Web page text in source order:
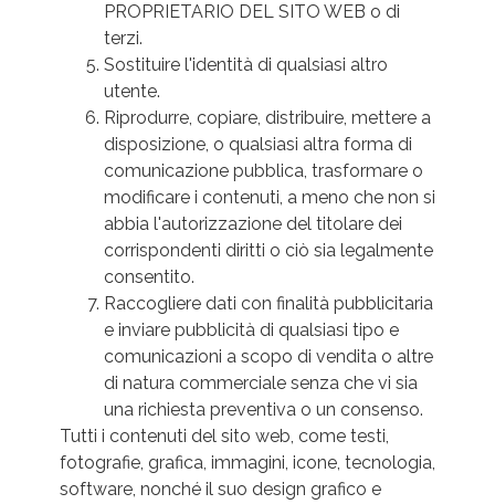
PROPRIETARIO DEL SITO WEB o di
terzi.
Sostituire l'identità di qualsiasi altro
utente.
Riprodurre, copiare, distribuire, mettere a
disposizione, o qualsiasi altra forma di
comunicazione pubblica, trasformare o
modificare i contenuti, a meno che non si
abbia l'autorizzazione del titolare dei
corrispondenti diritti o ciò sia legalmente
consentito.
Raccogliere dati con finalità pubblicitaria
e inviare pubblicità di qualsiasi tipo e
comunicazioni a scopo di vendita o altre
di natura commerciale senza che vi sia
una richiesta preventiva o un consenso.
Tutti i contenuti del sito web, come testi,
fotografie, grafica, immagini, icone, tecnologia,
software, nonché il suo design grafico e